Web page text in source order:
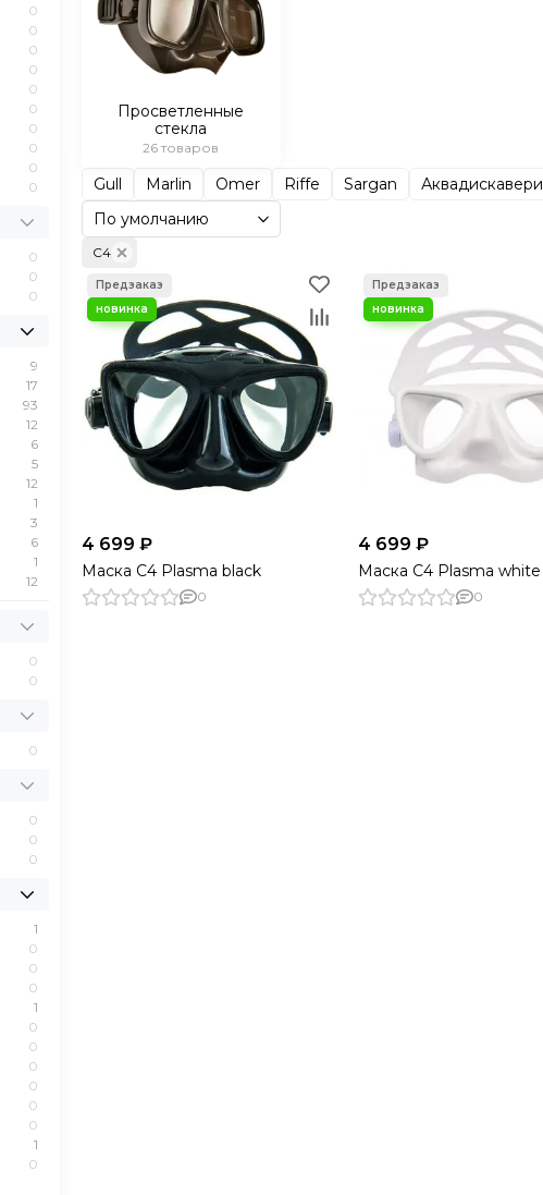
Просветленные
стекла
26 товаров
Gull Marlin Omer Riffe Sargan Аквадискавери
C4
4 699 ₽
Маска C4 Plasma black
0
4 699 ₽
Маска C4 Plasma white
0
0
0
0
0
0
0
0
0
0
0
0
0
0
9
17
93
12
6
5
12
1
3
6
1
12
0
0
0
0
0
0
1
0
0
0
1
0
0
0
0
0
0
1
0